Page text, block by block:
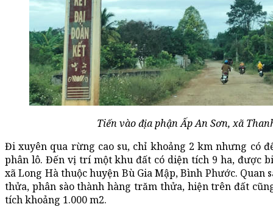
Tiến vào địa phận Ấp An Sơn, xã
Đi xuyên qua rừng cao su, chỉ khoảng 2 km nhưng có
phân lô. Đến vị trí một khu đất có diện tích 9 ha, được
xã Long Hà thuộc huyện Bù Gia Mập, Bình Phước.
thửa, phân sào thành hàng trăm thửa, hiện trên đất
tích khoảng 1.000 m2.